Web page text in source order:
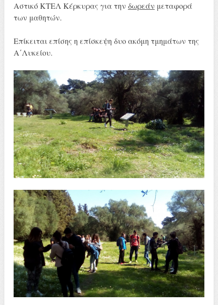
Αστικό ΚΤΕΛ Κέρκυρας για την δωρεάν μεταφορά
των μαθητών.
Επίκειται επίσης η επίσκεψη δυο ακόμη τμημάτων της
Α΄Λυκείου.